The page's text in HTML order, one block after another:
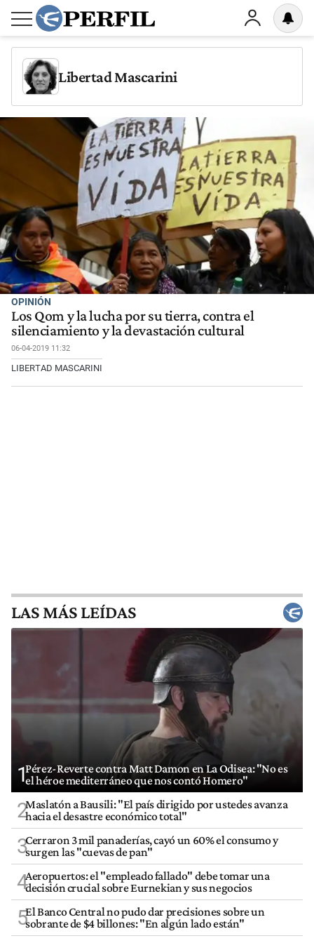
Libertad Mascarini
OPINIÓN
Los Qom y la lucha por su tierra, contra el
silenciamiento y la devastación cultural
06-04-2019 11:32
LIBERTAD MASCARINI
LAS MÁS LEÍDAS
1Pérez-Reverte contra Matt Damon en La Odisea: "No es
el héroe mediterráneo que nos contó Homero"
2Maslatón a Bausili: "El país dirigido por ustedes avanza
hacia el desastre económico total"
3Cerraron 3 mil panaderías, cayó un 60% el consumo y
surgen las "cuevas de pan"
4Aeropuertos: el "empleado fallado" debe tomar una
decisión crucial sobre Eurnekian y sus negocios
5El Banco Central no pudo dar precisiones sobre un
sobrante de $4 billones: "En algún lado están"